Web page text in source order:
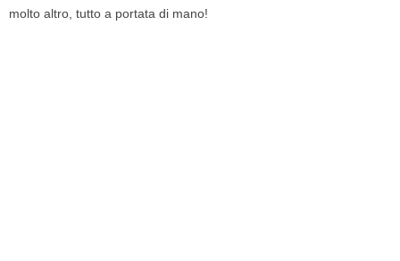
molto altro, tutto a portata di mano!